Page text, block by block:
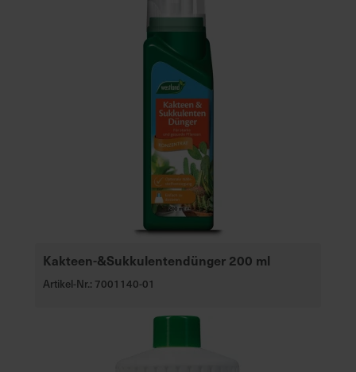
Kakteen-&Sukkulentendünger 200 ml
Artikel-Nr.: 7001140-01